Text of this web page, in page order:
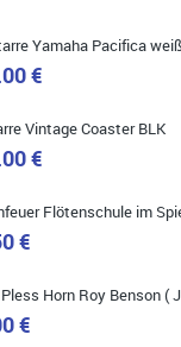
ist super!
gekauft.
Preis-
€
Vintage Coaster BLK
€
Flötenschule im
€
Horn Roy Benson (
€